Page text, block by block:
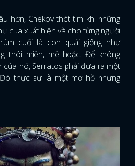
hơn, Chekov thót tim khi những
cua xuất hiện và cho từng người
cuối là con quái giống như
thôi miên, mê hoặc. Để không
của nó, Serratos phải đưa ra một
thực sự là một mơ hồ nhưng